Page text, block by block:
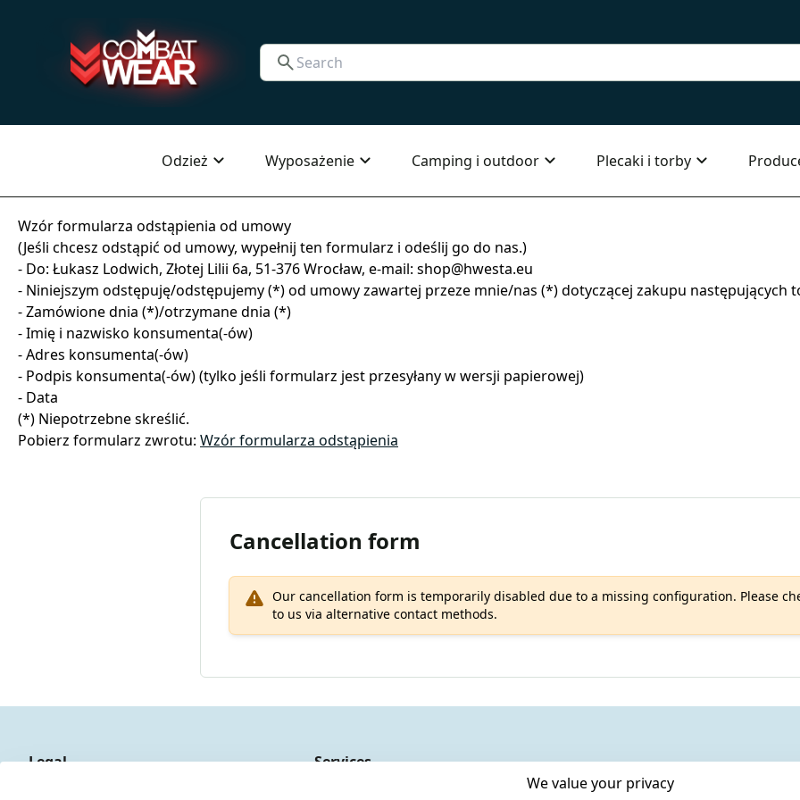
Odzież Wyposażenie Camping i outdoor Plecaki i torby
Wzór formularza odstąpienia od umowy
(Jeśli chcesz odstąpić od umowy, wypełnij ten formularz i odeślij go do nas.)
- Do: Łukasz Lodwich, Złotej Lilii 6a, 51-376 Wrocław, e-mail: shop@hwesta.eu
- Niniejszym odstępuję/odstępujemy (*) od umowy zawartej przeze mnie/nas (*) dotyczącej zakupu następujących
- Zamówione dnia (*)/otrzymane dnia (*)
- Imię i nazwisko konsumenta(-ów)
- Adres konsumenta(-ów)
- Podpis konsumenta(-ów) (tylko jeśli formularz jest przesyłany w wersji papierowej)
- Data
(*) Niepotrzebne skreślić.
Pobierz formularz zwrotu: Wzór formularza odstąpienia
Cancellation form
Our cancellation form is temporarily disabled due to a missing configuration. Please
to us via alternative contact methods.
We value your privacy
Legal Services